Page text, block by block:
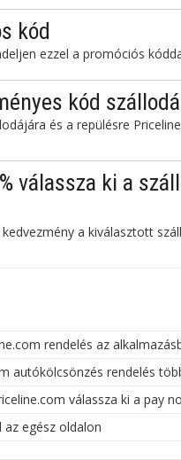
kód
ezzel a promóciós
kód
és a repülésre
válassza ki a
a kiválasztott
rendelés az
autókölcsönzés rendelés
válassza ki a pay
az egész oldalon